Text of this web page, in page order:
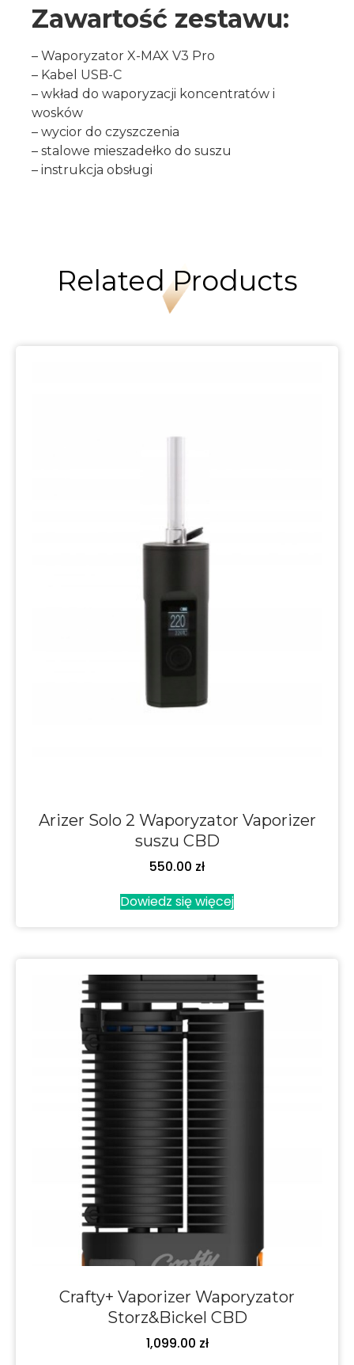
Zawartość zestawu:
– Waporyzator X-MAX V3 Pro
– Kabel USB-C
– wkład do waporyzacji koncentratów i
wosków
– wycior do czyszczenia
– stalowe mieszadełko do suszu
– instrukcja obsługi
Related Products
Arizer Solo 2 Waporyzator Vaporizer
suszu CBD
550.00 zł
Dowiedz się więcej
Crafty+ Vaporizer Waporyzator
Storz&Bickel CBD
1,099.00 zł